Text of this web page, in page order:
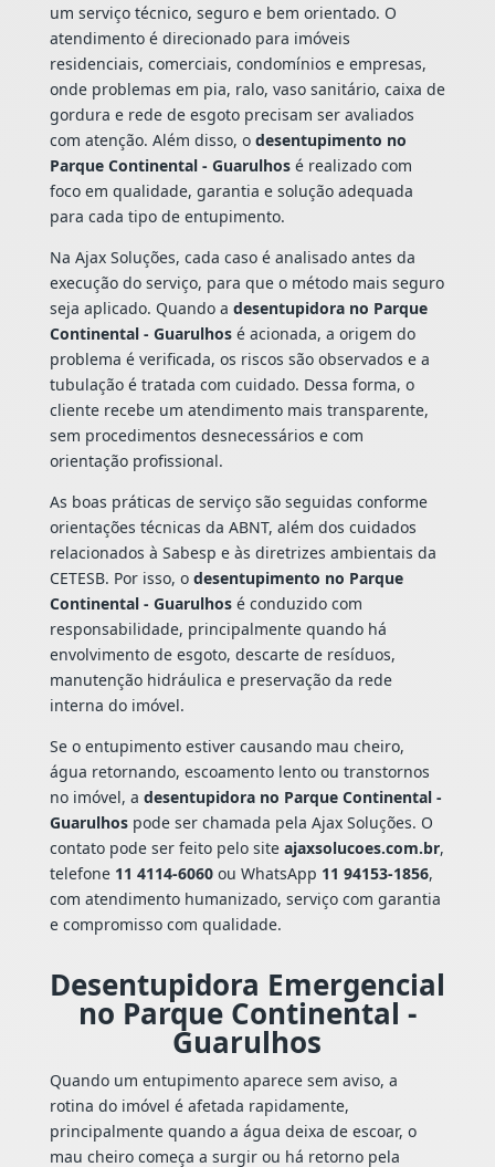
um serviço técnico, seguro e bem orientado. O
atendimento é direcionado para imóveis
residenciais, comerciais, condomínios e empresas,
onde problemas em pia, ralo, vaso sanitário, caixa de
gordura e rede de esgoto precisam ser avaliados
com atenção. Além disso, o desentupimento no
Parque Continental - Guarulhosé realizado com
foco em qualidade, garantia e solução adequada
para cada tipo de entupimento.
Na Ajax Soluções, cada caso é analisado antes da
execução do serviço, para que o método mais seguro
seja aplicado. Quando a desentupidora no Parque
Continental - Guarulhosé acionada, a origem do
problema é verificada, os riscos são observados e a
tubulação é tratada com cuidado. Dessa forma, o
cliente recebe um atendimento mais transparente,
sem procedimentos desnecessários e com
orientação profissional.
As boas práticas de serviço são seguidas conforme
orientações técnicas da ABNT, além dos cuidados
relacionados à Sabesp e às diretrizes ambientais da
CETESB. Por isso, o desentupimento no Parque
Continental - Guarulhosé conduzido com
responsabilidade, principalmente quando há
envolvimento de esgoto, descarte de resíduos,
manutenção hidráulica e preservação da rede
interna do imóvel.
Se o entupimento estiver causando mau cheiro,
água retornando, escoamento lento ou transtornos
no imóvel, a desentupidora no Parque Continental -
Guarulhospode ser chamada pela Ajax Soluções. O
contato pode ser feito pelo site ajaxsolucoes.com.br,
telefone 11 4114-6060ou WhatsApp 11 94153-1856,
com atendimento humanizado, serviço com garantia
e compromisso com qualidade.
Desentupidora Emergencial
no Parque Continental -
Guarulhos
Quando um entupimento aparece sem aviso, a
rotina do imóvel é afetada rapidamente,
principalmente quando a água deixa de escoar, o
mau cheiro começa a surgir ou há retorno pela